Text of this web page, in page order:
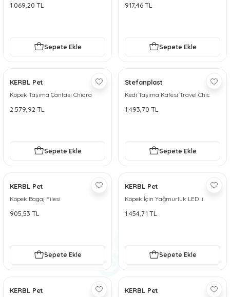
1.069,20 TL
Sepete Ekle
917,46 TL
Sepete Ekle
KERBL Pet
Köpek Taşıma Çantası Chiara
2.579,92 TL
Sepete Ekle
Stefanplast
Kedi Taşıma Kafesi Travel Chic
1.493,70 TL
Sepete Ekle
KERBL Pet
Köpek Bagaj Filesi
905,53 TL
Sepete Ekle
KERBL Pet
Köpek İçin Yağmurluk LED li
1.454,71 TL
Sepete Ekle
KERBL Pet KERBL Pet